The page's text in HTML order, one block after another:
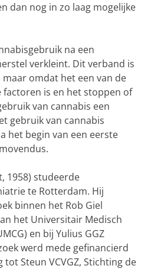
dan nog in zo laag mogelijke
na een
verkleint. Dit verband is
omdat het een van de
is en het stoppen of
van cannabis een
gebruik van cannabis
het begin van een eerste
1958) studeerde
te Rotterdam. Hij
binnen het Rob Giel
het Universitair Medisch
en bij Yulius GGZ
werd mede gefinancierd
Steun VCVGZ, Stichting de